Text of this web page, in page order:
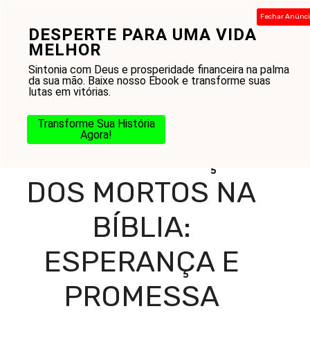
DESPERTE PARA UMA VIDA
MELHOR
Sintonia com Deus e prosperidade financeira na palma
da sua mão. Baixe nosso Ebook e transforme suas
lutas em vitórias.
Transforme Sua História
Agora!
Fechar
conteúdo
Mortos na Bíblia: Esperança e Promessa
DOS MORTOS NA
BÍBLIA:
ESPERANÇA E
PROMESSA